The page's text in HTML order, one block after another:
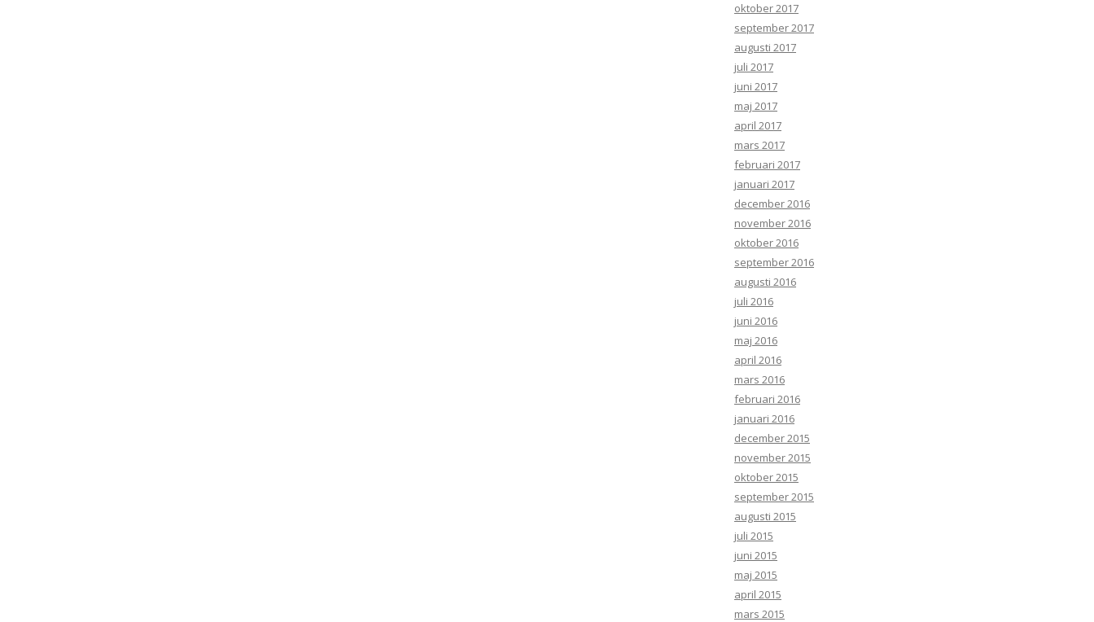
oktober 2017
september 2017
augusti 2017
juli 2017
juni 2017
maj 2017
april 2017
mars 2017
februari 2017
januari 2017
december 2016
november 2016
oktober 2016
september 2016
augusti 2016
juli 2016
juni 2016
maj 2016
april 2016
mars 2016
februari 2016
januari 2016
december 2015
november 2015
oktober 2015
september 2015
augusti 2015
juli 2015
juni 2015
maj 2015
april 2015
mars 2015